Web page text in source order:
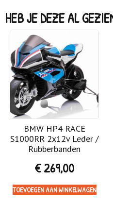
HEB JE DEZE AL
BMW HP4 RACE
S1000RR 2x12v Leder /
Rubberbanden
€269,00
TOEVOEGEN AAN WINKELWAGEN